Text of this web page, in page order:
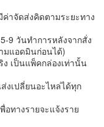
ค่าจัดส่งคิดตามระยะทาง
9 วันทำการหลังจากสั่ง
มแอดมินก่อนได้)
เป็นแพ็คกล่องเท่านั้น
งเปลี่ยนอะไหล่ได้ทุก
ทางรายจะแจ้งราย